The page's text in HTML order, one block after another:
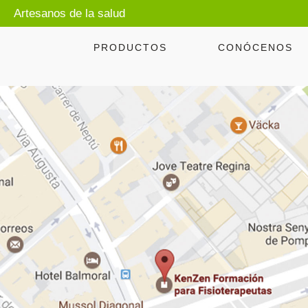
Artesanos de la salud
PRODUCTOS CONÓCENOS